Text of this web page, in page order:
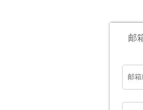
邮
邮